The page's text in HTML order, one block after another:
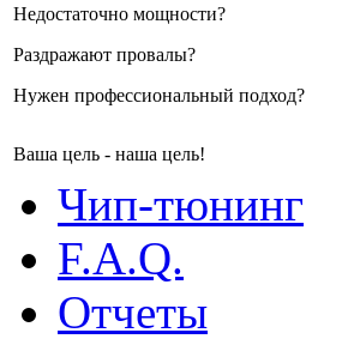
Недостаточно мощности?
Раздражают провалы?
Нужен профессиональный подход?
Ваша цель - наша цель!
Чип-тюнинг
F.A.Q.
Отчеты